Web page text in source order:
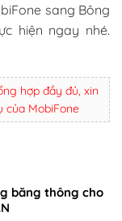
sang Bông
hiện ngay nhé.
hợp đầy đủ, xin
của MobiFone
băng thông cho